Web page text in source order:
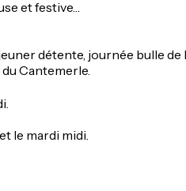
et festive…
détente, journée bulle
Cantemerle.
le mardi midi.